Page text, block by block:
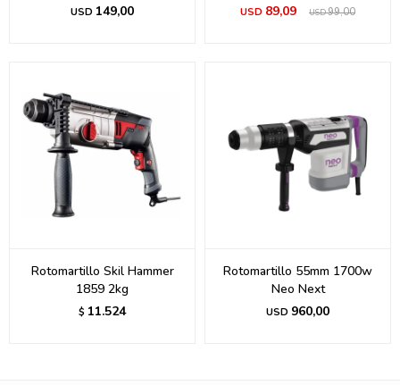
USD 149,00 USD 89,09 USD99,00
Rotomartillo Skil Hammer
1859 2kg
$ 11.524
Rotomartillo 55mm 1700w
Neo Next
USD 960,00